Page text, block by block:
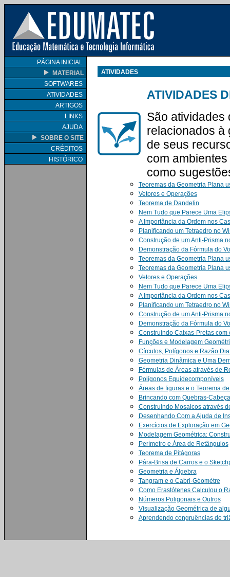
PÁGINA INICIAL
MATERIAL
SOFTWARES
ATIVIDADES
ARTIGOS
LINKS
AJUDA
SOBRE O SITE
CRÉDITOS
HISTÓRICO
ATIVIDADES
ATIVIDADES
São atividades
relacionados à
de seus
com
como
Teoremas da Geometria Plana
Vetores e Operações
Teorema de Dandelin
Nem Tudo que Parece Uma
A Importância da Ordem nos
Planificando um Tetraedro no
Construção de um Anti-Prisma
Demonstração da Fórmula do
Teoremas da Geometria Plana
Teoremas da Geometria Plana
Vetores e Operações
Nem Tudo que Parece Uma
A Importância da Ordem nos
Planificando um Tetraedro no
Construção de um Anti-Prisma
Demonstração da Fórmula do
Construindo Caixas-Pretas com
Funções e Modelagem
Círculos, Polígonos e Razão
Geometria Dinâmica e Uma
Fórmulas de Áreas através de
Polígonos Equidecomponíveis
Áreas de figuras e o Teorema
Brincando com Quebras-Cabeça
Construindo Mosaicos através
Desenhando Com a Ajuda de
Exercícios de Exploração em
Modelagem Geométrica:
Perímetro e Área de Retângulos
Teorema de Pitágoras
Pára-Brisa de Carros e o
Geometria e Álgebra
Tangram e o Cabri-Géomètre
Como Erastótenes Calculou o
Números Poligonais e Outros
Visualização Geométrica de
Aprendendo congruências de